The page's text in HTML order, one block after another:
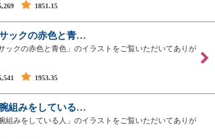
1851.15
ックの赤色と青…
ックの赤色と青色」のイラストをご覧いただいてありが
1953.35
組みをしている…
組みをしている人」のイラストをご覧いただいてありが